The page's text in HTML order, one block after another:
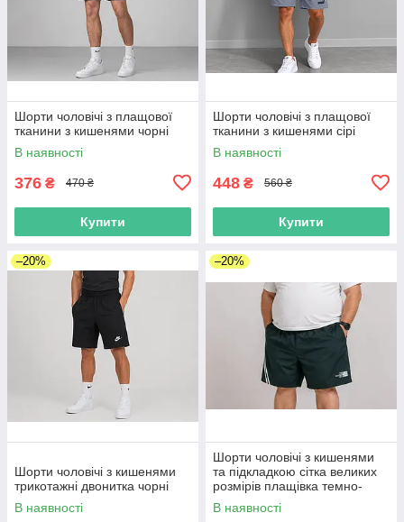
Шорти чоловічі з плащової
тканини з кишенями чорні
В наявності
376 ₴ 470 ₴
Купити
Шорти чоловічі з плащової
тканини з кишенями сірі
В наявності
448 ₴ 560 ₴
Купити
–20%
Шорти чоловічі з кишенями
трикотажні двонитка чорні
В наявності
–20%
Шорти чоловічі з кишенями
та підкладкою сітка великих
розмірів плащівка темно-
зелені
В наявності